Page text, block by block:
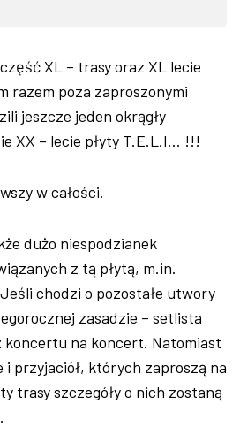
XL – trasy oraz XL lecie
razem poza zaproszonymi
jeszcze jeden okrągły
XX – lecie płyty T.E.L.I… !!!
w całości.
dużo niespodzianek
z tą płytą, m.in.
chodzi o pozostałe utwory
zasadzie – setlista
koncertu na koncert. Natomiast
i przyjaciół, których zaproszą na
trasy szczegóły o nich zostaną